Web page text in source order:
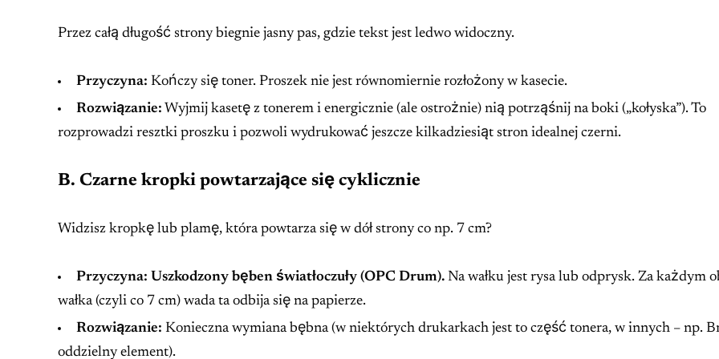
Przez całą długość strony biegnie jasny pas, gdzie tekst jest ledwo widoczny.
Przyczyna: Kończy się toner. Proszek nie jest równomiernie rozłożony w kasecie.
Rozwiązanie: Wyjmij kasetę z tonerem i energicznie (ale ostrożnie) nią potrząśnij na boki („kołyska”). To
rozprowadzi resztki proszku i pozwoli wydrukować jeszcze kilkadziesiąt stron idealnej czerni.
B. Czarne kropki powtarzające się cyklicznie
Widzisz kropkę lub plamę, która powtarza się w dół strony co np. 7 cm?
Przyczyna: Uszkodzony bęben światłoczuły (OPC Drum). Na wałku jest rysa lub odprysk. Za każdym
wałka (czyli co 7 cm) wada ta odbija się na papierze.
Rozwiązanie: Konieczna wymiana bębna (w niektórych drukarkach jest to część tonera, w innych – np.
oddzielny element).